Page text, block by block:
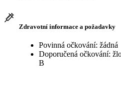
Zdravotní informace a požadavky
Povinná očkování: žádná
Doporučená očkování:
B